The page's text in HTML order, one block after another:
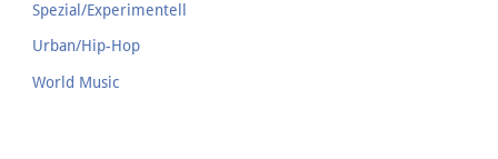
Spezial/Experimentell
Urban/Hip-Hop
World Music